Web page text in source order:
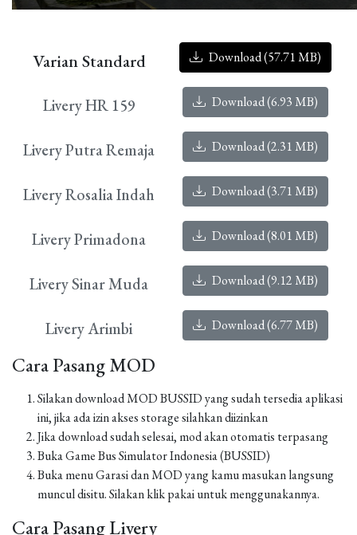
Varian Standard Download (57.71 MB)
Livery HR 159 Download (6.93 MB)
Livery Putra Remaja Download (2.31 MB)
Livery Rosalia Indah Download (3.71 MB)
Livery Primadona Download (8.01 MB)
Livery Sinar Muda Download (9.12 MB)
Livery Arimbi Download (6.77 MB)
Cara Pasang MOD
Silakan download MOD BUSSID yang sudah tersedia aplikasi
ini, jika ada izin akses storage silahkan diizinkan
Jika download sudah selesai, mod akan otomatis terpasang
Buka Game Bus Simulator Indonesia (BUSSID)
Buka menu Garasi dan MOD yang kamu masukan langsung
muncul disitu. Silakan klik pakai untuk menggunakannya.
Cara Pasang Livery